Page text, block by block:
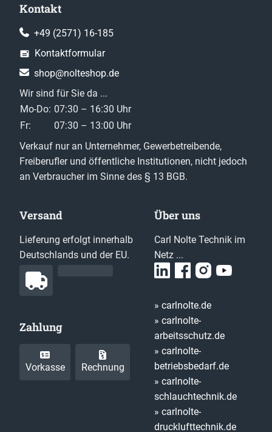
Kontakt
+49 (2571) 16-185
Kontaktformular
shop@nolteshop.de
Wir sind für Sie da ...
Mo-Do: 07:30 – 16:30 Uhr
Fr:
07:30 – 13:00 Uhr
Verkauf nur an Unternehmer, Gewerbetreibende,
Freiberufler und öffentliche Institutionen, nicht jedoch
an Verbraucher im Sinne des § 13 BGB.
Versand
Lieferung erfolgt innerhalb
Deutschlands und der EU.
Zahlung
Vorkasse Rechnung
Über uns
Carl Nolte Technik im
Netz ...
» carlnolte.de
» carlnolte-
arbeitsschutz.de
» carlnolte-
betriebsbedarf.de
» carlnolte-
schlauchtechnik.de
» carlnolte-
drucklufttechnik.de